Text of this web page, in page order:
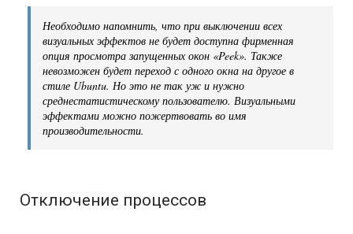
Необходимо напомнить, что при выключении всех
визуальных эффектов не будет доступна фирменная
опция просмотра запущенных окон «Peek». Также
невозможен будет переход с одного окна на другое в
стиле Ubuntu. Но это не так уж и нужно
среднестатистическому пользователю. Визуальными
эффектами можно пожертвовать во имя
производительности.
Отключение процессов